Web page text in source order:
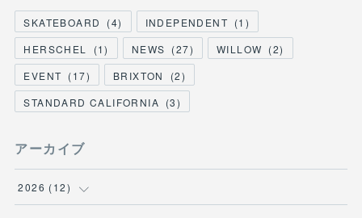
SKATEBOARD (4) INDEPENDENT (1 )
HERSCHEL
(1) NEWS (27) WILLOW (2)
EVENT (17) BRIXTON (2)
STANDARD CALIFORNIA (3)
アーカイブ
2026 (12)